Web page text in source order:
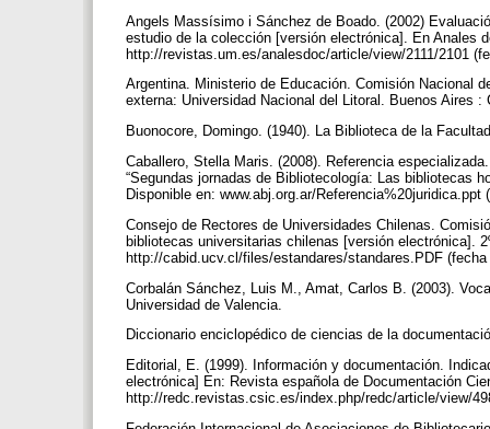
Angels Massísimo i Sánchez de Boado. (2002)
estudio de la colección [versión electrónica]. En Anales
http://revistas.um.es/analesdoc/article/view/2111/2101
Argentina. Ministerio de Educación. Comisión Nacional
externa: Universidad Nacional del Litoral. Buenos Aires :
Buonocore, Domingo. (1940). La Biblioteca de la
Caballero, Stella Maris. (2008). Referencia
“Segundas jornadas de Bibliotecología: Las bibliotecas
Disponible en: www.abj.org.ar/
Consejo de Rectores de Universidades Chilenas.
bibliotecas universitarias chilenas [versión electrónica].
http://cabid.ucv.cl/files/estandares/standares.PDF
Corbalán Sánchez, Luis M., Amat, Carlos B. (2003).
Universidad de Valencia.
Diccionario enciclopédico de ciencias de la
Editorial, E. (1999). Información y documentación.
electrónica] En: Revista española de Documentación
http://redc.revistas.csic.es/index.php/redc/article/view/